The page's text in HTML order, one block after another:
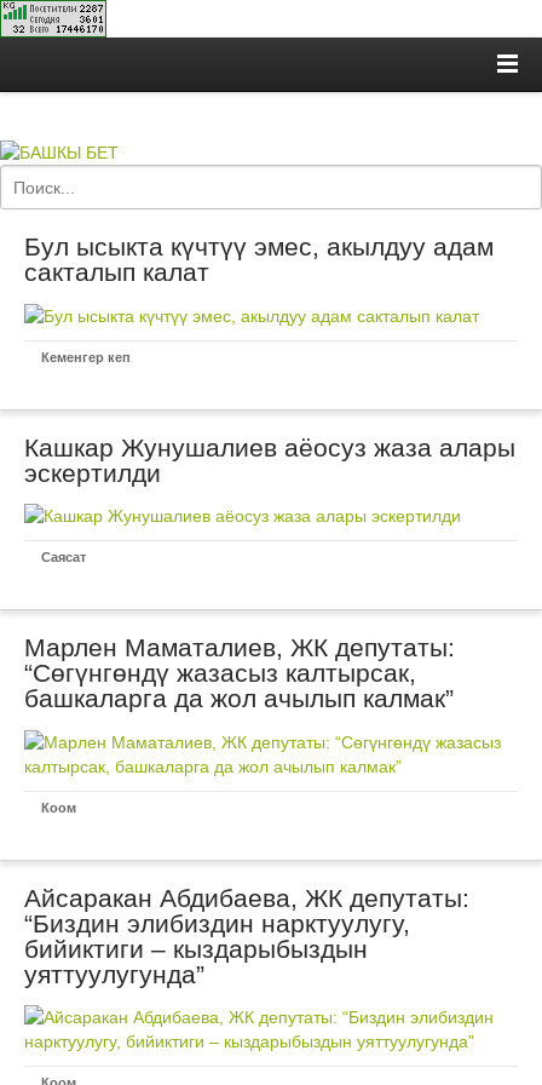
Бул ысыкта күчтүү эмес, акылдуу адам
сакталып калат
Кеменгер кеп
Кашкар Жунушалиев аёосуз жаза алары
эскертилди
Саясат
Марлен Маматалиев, ЖК депутаты:
“Сөгүнгөндү жазасыз калтырсак,
башкаларга да жол ачылып калмак”
Коом
Айсаракан Абдибаева, ЖК депутаты:
“Биздин элибиздин нарктуулугу,
бийиктиги – кыздарыбыздын
уяттуулугунда”